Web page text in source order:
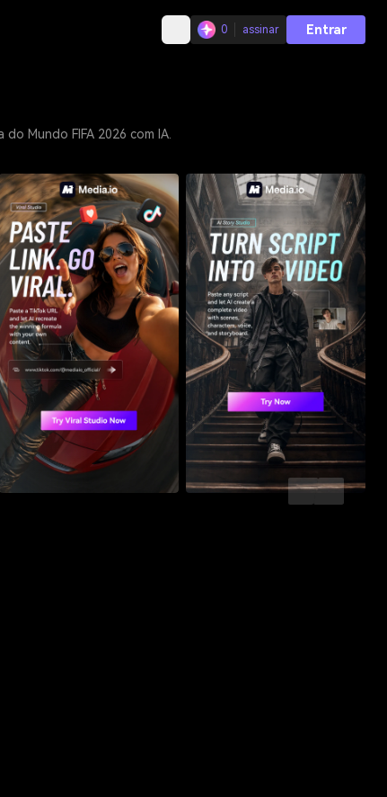
0 assinar Entrar
Mundo FIFA 2026 com IA.